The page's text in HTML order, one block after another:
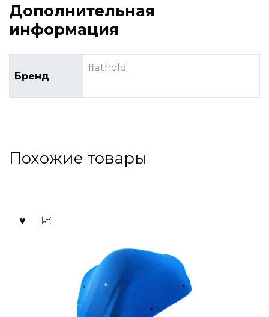
Дополнительная
информация
Бренд
flathold
Похожие товары